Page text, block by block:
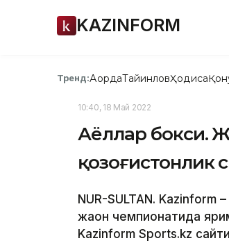
KAZINFORM
Тренд:АқордаТайинловҲодиса
10:40, 18 Май 2022
Аёллар бокси.
қозоғистонлик
NUR-SULTAN. Kazinform
жаҳон чемпионатида
Kazinform Sports.kz